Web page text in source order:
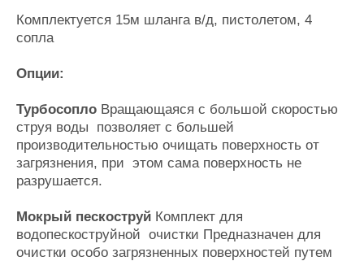
Комплектуется 15м шланга в/д, пистолетом, 4
сопла
Опции:
Турбосопло Вращающаяся с большой скоростью
струя воды позволяет с большей
производительностью очищать поверхность от
загрязнения, при этом сама поверхность не
разрушается.
Мокрый пескоструй Комплект для
водопескоструйной очистки Предназначен для
очистки особо загрязненных поверхностей путем